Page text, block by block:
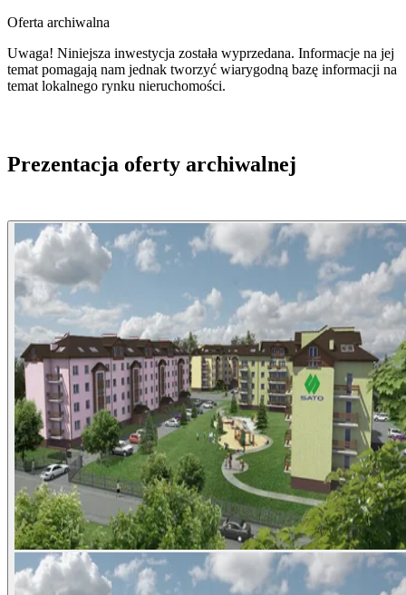
Oferta archiwalna
Uwaga! Niniejsza inwestycja została wyprzedana. Informacje na jej
temat pomagają nam jednak tworzyć wiarygodną bazę informacji na
temat lokalnego rynku nieruchomości.
Prezentacja oferty archiwalnej